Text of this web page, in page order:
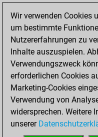
slow
=3 -
2,
Wir verwenden Cookies
um bestimmte
Nutzererfahrungen zu
Inhalte auszuspielen.
Verwendungszweck
erforderlichen Cookies
Marketing-Cookies
Verwendung von
widersprechen. Weitere
unserer